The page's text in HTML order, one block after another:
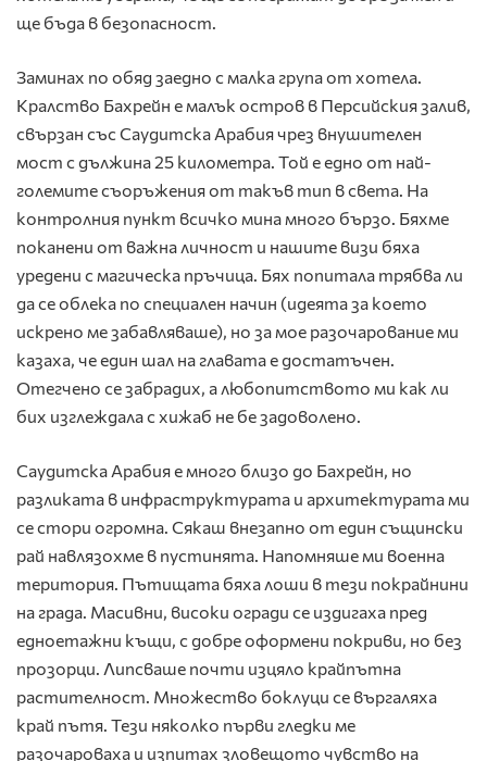
ще бъда в безопасност.
Заминах по обяд заедно с малка група от хотела.
Кралство Бахрейн е малък остров в Персийския залив,
свързан със Саудитска Арабия чрез внушителен
мост с дължина 25 километра. Той е едно от най-
големите съоръжения от такъв тип в света. На
контролния пункт всичко мина много бързо. Бяхме
поканени от важна личност и нашите визи бяха
уредени с магическа пръчица. Бях попитала трябва ли
да се облека по специален начин (идеята за което
искрено ме забавляваше), но за мое разочарование ми
казаха, че един шал на главата е достатъчен.
Отегчено се забрадих, а любопитството ми как ли
бих изглеждала с хижаб не бе задоволено.
Саудитска Арабия е много близо до Бахрейн, но
разликата в инфраструктурата и архитектурата ми
се стори огромна. Сякаш внезапно от един същински
рай навлязохме в пустинята. Напомняше ми военна
територия. Пътищата бяха лоши в тези покрайнини
на града. Масивни, високи огради се издигаха пред
едноетажни къщи, с добре оформени покриви, но без
прозорци. Липсваше почти изцяло крайпътна
растителност. Множество боклуци се въргаляха
край пътя. Тези няколко първи гледки ме
разочароваха и изпитах зловещото чувство на